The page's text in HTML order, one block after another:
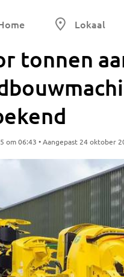
Lokaal
tonnen
om 06:43 • Aangepast 24 oktober